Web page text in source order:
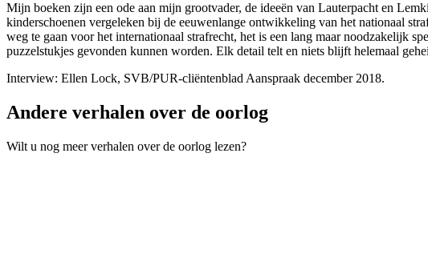
Mijn boeken zijn een ode aan mijn grootvader, de ideeën van Lauterpacht en
kinderschoenen vergeleken bij de eeuwenlange ontwikkeling van het nationaal
weg te gaan voor het internationaal strafrecht, het is een lang maar noodzakelijk
puzzelstukjes gevonden kunnen worden. Elk detail telt en niets blijft helemaal
Interview: Ellen Lock, SVB/PUR-cliëntenblad Aanspraak december 2018.
Andere verhalen over de oorlog
Wilt u nog meer verhalen over de oorlog lezen?